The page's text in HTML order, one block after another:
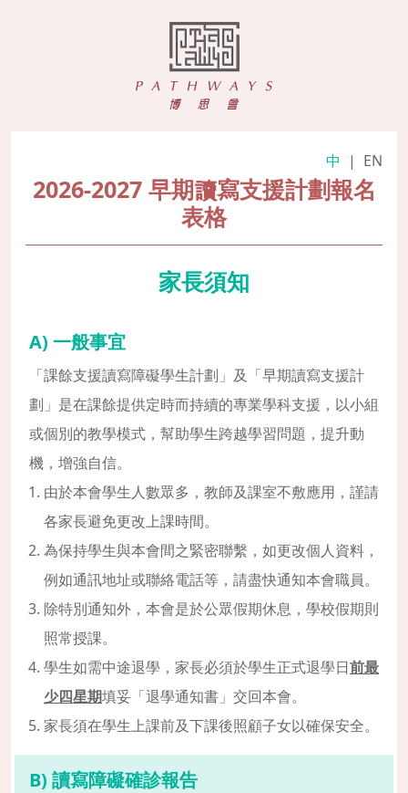
中 | EN
2026-2027 早期讀寫支援計劃報名
表格
家長須知
A) 一般事宜
「課餘支援讀寫障礙學生計劃」及「早期讀寫支援計
劃」是在課餘提供定時而持續的專業學科支援，以小組
或個別的教學模式，幫助學生跨越學習問題，提升動
機，增強自信。
由於本會學生人數眾多，教師及課室不敷應用，謹請
各家長避免更改上課時間。
為保持學生與本會間之緊密聯繫，如更改個人資料，
例如通訊地址或聯絡電話等，請盡快通知本會職員。
除特別通知外，本會是於公眾假期休息，學校假期則
照常授課。
學生如需中途退學，家長必須於學生正式退學日前最
少四星期填妥「退學通知書」交回本會。
家長須在學生上課前及下課後照顧子女以確保安全。
B) 讀寫障礙確診報告